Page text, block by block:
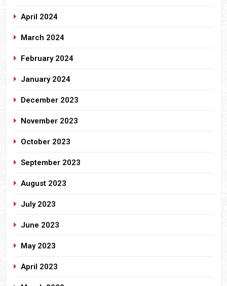
April 2024
March 2024
February 2024
January 2024
December 2023
November 2023
October 2023
September 2023
August 2023
July 2023
June 2023
May 2023
April 2023